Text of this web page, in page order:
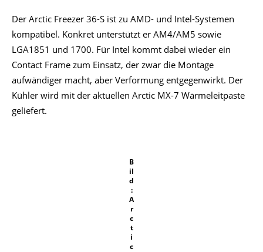
Der Arctic Freezer 36-S ist zu AMD- und Intel-Systemen
kompatibel. Konkret unterstützt er AM4/AM5 sowie
LGA1851 und 1700. Für Intel kommt dabei wieder ein
Contact Frame zum Einsatz, der zwar die Montage
aufwändiger macht, aber Verformung entgegenwirkt. Der
Kühler wird mit der aktuellen Arctic MX-7 Wärmeleitpaste
geliefert.
B
il
d
:
A
r
c
t
i
c